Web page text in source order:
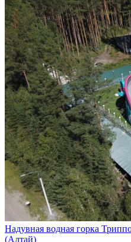
Надувная водная горка
(Алтай)